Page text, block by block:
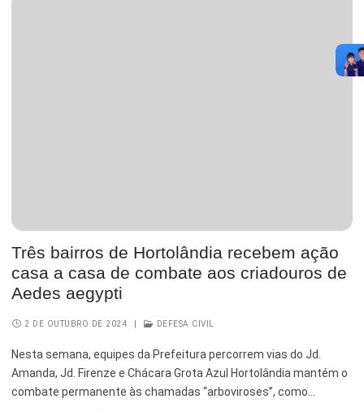
Três bairros de Hortolândia recebem ação
casa a casa de combate aos criadouros de
Aedes aegypti
2 DE OUTUBRO DE 2024 DEFESA CIVIL
Nesta semana, equipes da Prefeitura percorrem vias do Jd.
Amanda, Jd. Firenze e Chácara Grota Azul Hortolândia mantém o
combate permanente às chamadas “arboviroses”, como…